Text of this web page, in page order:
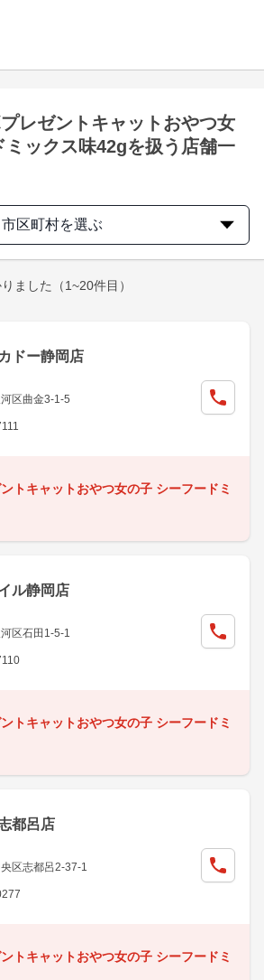
レゼントキャットおやつ女
ックス味42gを扱う店舗一
市区町村を選ぶ
ました （1~20件目）
ドー静岡店
区曲金3-1-5
トキャットおやつ女の子 シーフードミ
ル静岡店
区石田1-5-1
トキャットおやつ女の子 シーフードミ
都呂店
区志都呂2-37-1
トキャットおやつ女の子 シーフードミ